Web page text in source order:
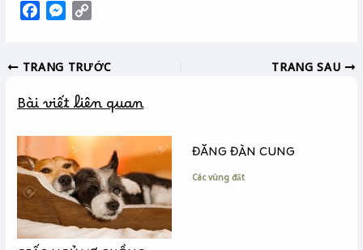
e
o
M
s
n
e
r
y
i
k
TRANG TRƯỚC TRANG SAU
Bài viết liên quan
ĐĂNG ĐÀN CUNG
Các vùng đất